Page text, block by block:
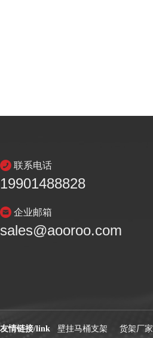
联系电话
19901488828
企业邮箱
sales@aooroo.com
友情链接/link 壁挂马桶支架 货架厂家